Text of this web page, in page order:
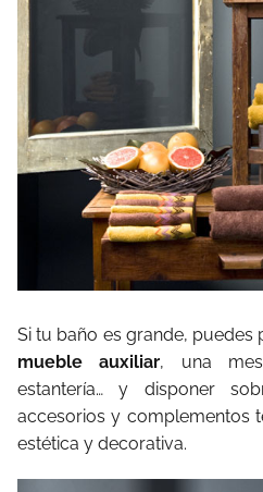
Si tu baño es grande,
mueble auxiliar, una
estantería… y disponer
accesorios y complementos
estética y decorativa.